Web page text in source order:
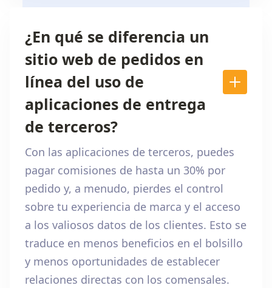
¿En qué se diferencia un
sitio web de pedidos en
línea del uso de
aplicaciones de entrega
de terceros?
Con las aplicaciones de terceros, puedes
pagar comisiones de hasta un 30% por
pedido y, a menudo, pierdes el control
sobre tu experiencia de marca y el acceso
a los valiosos datos de los clientes. Esto se
traduce en menos beneficios en el bolsillo
y menos oportunidades de establecer
relaciones directas con los comensales.